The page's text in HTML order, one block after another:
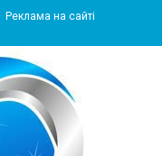
Реклама на сайті
города Южный